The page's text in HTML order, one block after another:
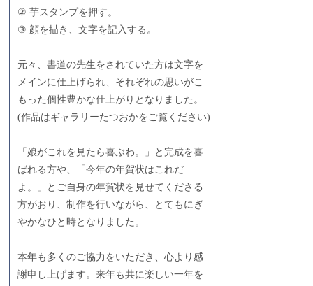
② 芋スタンプを押す。
③ 顔を描き、文字を記入する。
元々、書道の先生をされていた方は文字を
メインに仕上げられ、それぞれの思いがこ
もった個性豊かな仕上がりとなりました。
(作品はギャラリーたつおかをご覧ください)
「娘がこれを見たら喜ぶわ。」と完成を喜
ばれる方や、「今年の年賀状はこれだ
よ。」とご自身の年賀状を見せてくださる
方がおり、制作を行いながら、とてもにぎ
やかなひと時となりました。
本年も多くのご協力をいただき、心より感
謝申し上げます。来年も共に楽しい一年を